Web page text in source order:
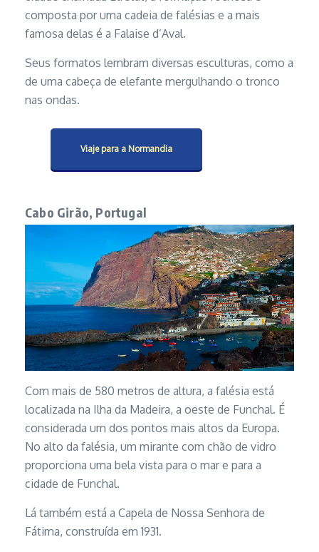
composta por uma cadeia de falésias e a mais
famosa delas é a Falaise d’Aval.
Seus formatos lembram diversas esculturas, como a
de uma cabeça de elefante mergulhando o tronco
nas ondas.
Viaje para a Normandia
Cabo Girão, Portugal
Com mais de 580 metros de altura, a falésia está
localizada na Ilha da Madeira, a oeste de Funchal. É
considerada um dos pontos mais altos da Europa.
No alto da falésia, um mirante com chão de vidro
proporciona uma bela vista para o mar e para a
cidade de Funchal.
Lá também está a Capela de Nossa Senhora de
Fátima, construída em 1931.